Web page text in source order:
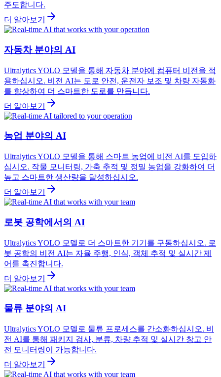
주도합니다.
더 알아보기
자동차 분야의 AI
Ultralytics YOLO 모델을 통해 자동차 분야에 컴퓨터 비전을 적
용하십시오. 비전 AI는 도로 안전, 운전자 보조 및 차량 자동화
를 향상하여 더 스마트한 도로를 만듭니다.
더 알아보기
농업 분야의 AI
Ultralytics YOLO 모델을 통해 스마트 농업에 비전 AI를 도입하
십시오. 작물 모니터링, 가축 추적 및 정밀 농업을 강화하여 더
높고 스마트한 생산량을 달성하십시오.
더 알아보기
로봇 공학에서의 AI
Ultralytics YOLO 모델로 더 스마트한 기기를 구동하십시오. 로
봇 공학의 비전 AI는 자율 주행, 인식, 객체 추적 및 실시간 제
어를 촉진합니다.
더 알아보기
물류 분야의 AI
Ultralytics YOLO 모델로 물류 프로세스를 간소화하십시오. 비
전 AI를 통해 패키지 검사, 분류, 차량 추적 및 실시간 창고 안
전 모니터링이 가능합니다.
더 알아보기